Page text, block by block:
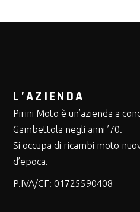
L’AZIENDA
Pirini Moto è un’azienda a
Gambettola negli anni ’70.
Si occupa di ricambi moto
d’epoca.
P.IVA/CF:01725590408